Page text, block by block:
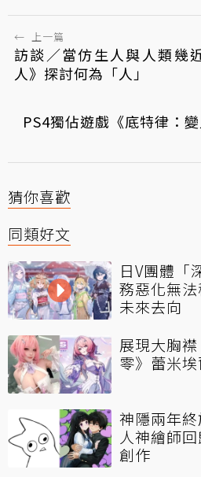
← 上一篇
訪談／當仿生人與人類幾
人》探討何為「人」
PS4獨佔遊戲《底特律：
猜你喜歡
同類好文
日V團體「
務惡化無
未來去向
展現大胸
零》蕾米
神隱兩年
人神繪師
創作